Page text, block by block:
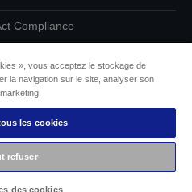
Compliance
sur les cookies
pour l’accessibilité
Seiko Epson
», vous acceptez le stockage de
la navigation sur le site, analyser son
les cookies
refuser
des cookies